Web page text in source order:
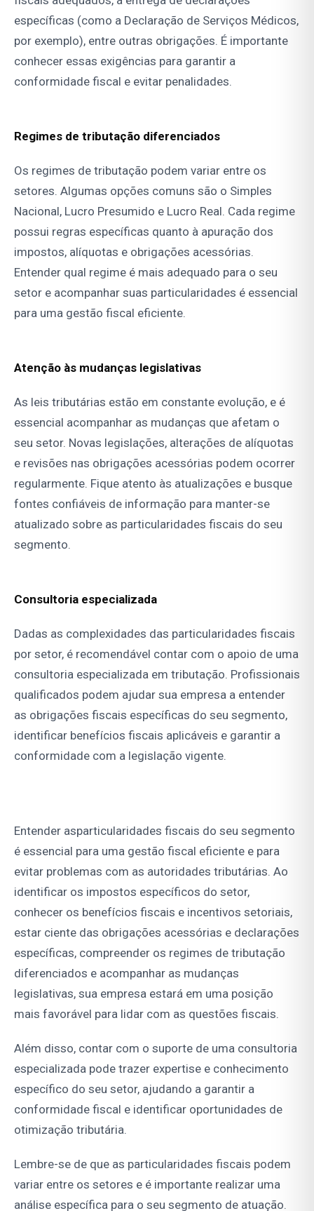
específicas (como a Declaração de Serviços Médicos,
por exemplo), entre outras obrigações. É importante
conhecer essas exigências para garantir a
conformidade fiscal e evitar penalidades.
Regimes de tributação diferenciados
Os regimes de tributação podem variar entre os
setores. Algumas opções comuns são o Simples
Nacional, Lucro Presumido e Lucro Real. Cada regime
possui regras específicas quanto à apuração dos
impostos, alíquotas e obrigações acessórias.
Entender qual regime é mais adequado para o seu
setor e acompanhar suas particularidades é essencial
para uma gestão fiscal eficiente.
Atenção às mudanças legislativas
As leis tributárias estão em constante evolução, e é
essencial acompanhar as mudanças que afetam o
seu setor. Novas legislações, alterações de alíquotas
e revisões nas obrigações acessórias podem ocorrer
regularmente. Fique atento às atualizações e busque
fontes confiáveis de informação para manter-se
atualizado sobre as particularidades fiscais do seu
segmento.
Consultoria especializada
Dadas as complexidades das particularidades fiscais
por setor, é recomendável contar com o apoio de uma
consultoria especializada em tributação. Profissionais
qualificados podem ajudar sua empresa a entender
as obrigações fiscais específicas do seu segmento,
identificar benefícios fiscais aplicáveis e garantir a
conformidade com a legislação vigente.
Entender asparticularidades fiscais do seu segmento
é essencial para uma gestão fiscal eficiente e para
evitar problemas com as autoridades tributárias. Ao
identificar os impostos específicos do setor,
conhecer os benefícios fiscais e incentivos setoriais,
estar ciente das obrigações acessórias e declarações
específicas, compreender os regimes de tributação
diferenciados e acompanhar as mudanças
legislativas, sua empresa estará em uma posição
mais favorável para lidar com as questões fiscais.
Além disso, contar com o suporte de uma consultoria
especializada pode trazer expertise e conhecimento
específico do seu setor, ajudando a garantir a
conformidade fiscal e identificar oportunidades de
otimização tributária.
Lembre-se de que as particularidades fiscais podem
variar entre os setores e é importante realizar uma
análise específica para o seu segmento de atuação.